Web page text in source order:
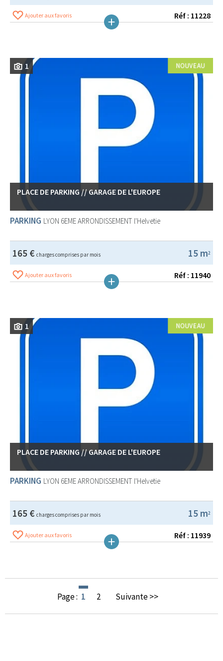
Ajouter aux favoris Réf : 11228
1
PLACE DE PARKING // GARAGE DE L'EUROPE
PARKING LYON 6EME ARRONDISSEMENT l'Helvetie
15 m2
165 € charges comprises par mois
Ajouter aux favoris Réf : 11940
1
PLACE DE PARKING // GARAGE DE L'EUROPE
PARKING LYON 6EME ARRONDISSEMENT l'Helvetie
15 m2
165 € charges comprises par mois
Ajouter aux favoris Réf : 11939
Page : 1 2 Suivante >>